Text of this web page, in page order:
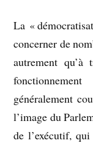
La «
concerner de
autrement qu’à
généralement
l’image du
de l’exécutif, qui